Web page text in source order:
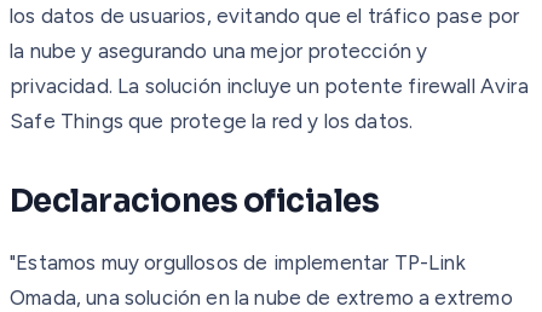
los datos de usuarios, evitando que el tráfico pase por
la nube y asegurando una mejor protección y
privacidad. La solución incluye un potente firewall Avira
Safe Things que protege la red y los datos.
Declaraciones oficiales
"Estamos muy orgullosos de implementar TP-Link
Omada, una solución en la nube de extremo a extremo